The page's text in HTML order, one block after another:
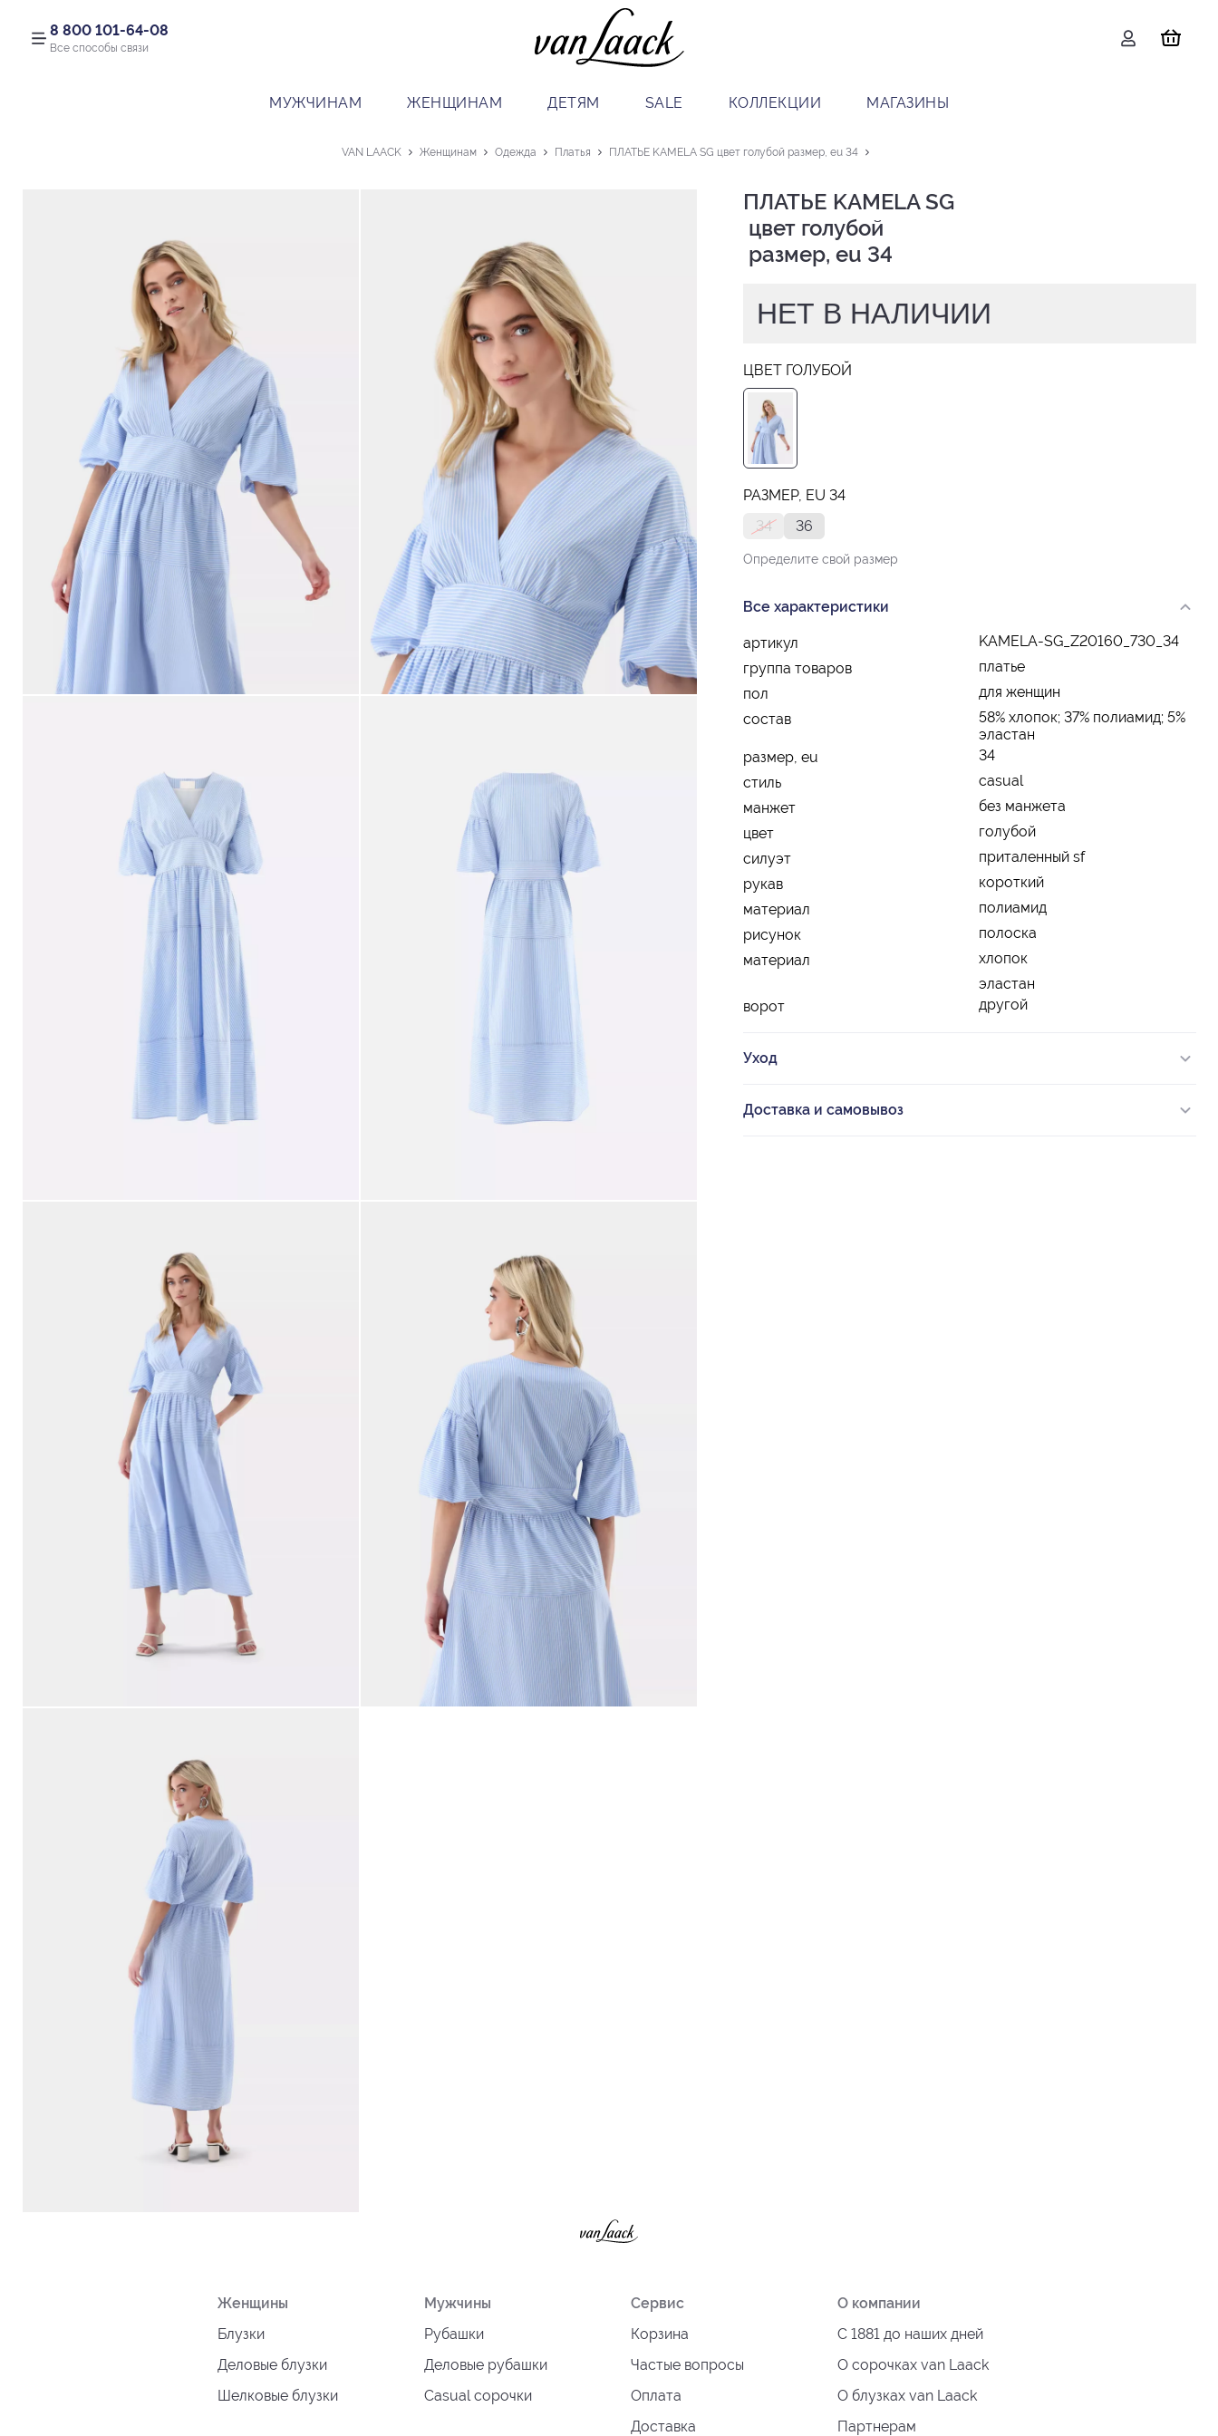
8 800 101-64-08
Все способы связи
МУЖЧИНАМ ЖЕНЩИНАМ ДЕТЯМ SALE КОЛЛЕКЦИИ МАГАЗИНЫ
VAN LAACK Женщинам Одежда Платья ПЛАТЬЕ KAMELA SG цвет голубой размер, eu 34
ПЛАТЬЕ KAMELA SG
размер, eu 34
НЕТ В НАЛИЧИИ
ЦВЕТ ГОЛУБОЙ
РАЗМЕР, EU 34
34
36
Определите свой размер
Все характеристики
артикул
KAMELA-SG_Z20160_730_34
группа товаров
платье
пол
для женщин
состав
58% хлопок; 37% полиамид; 5%
эластан
размер, eu
34
стиль
casual
манжет
без манжета
цвет
голубой
силуэт
приталенный sf
рукав
короткий
материал
полиамид
рисунок
полоска
материал
хлопок
эластан
ворот
другой
Уход
Доставка и самовывоз
Женщины
Блузки
Деловые блузки
Шелковые блузки
Мужчины
Рубашки
Деловые рубашки
Casual сорочки
Сервис
Корзина
Частые вопросы
Оплата
Доставка
О компании
С 1881 до наших дней
О сорочках van Laack
О блузках van Laack
Партнерам